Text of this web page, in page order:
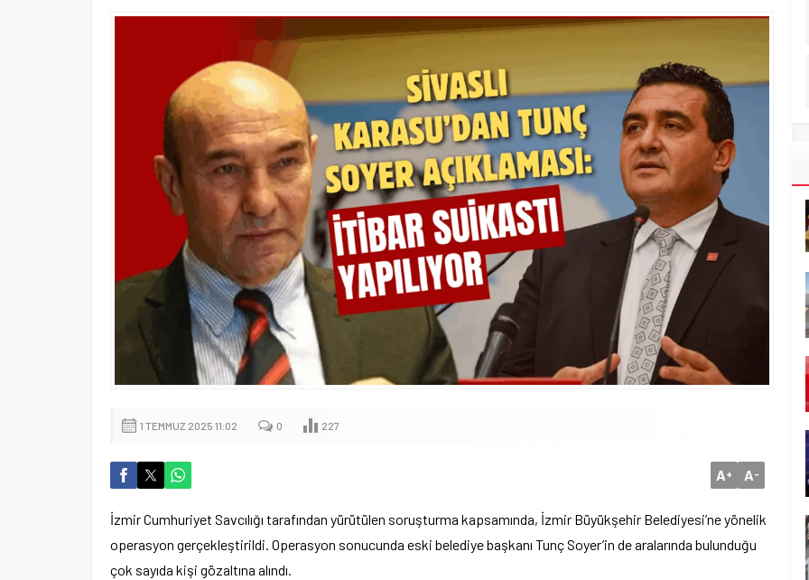
1 TEMMUZ 2025 11:02 0 227
A+ A-
İzmir Cumhuriyet Savcılığı tarafından yürütülen soruşturma kapsamında, İzmir Büyükşehir Belediyesi’ne yönelik
operasyon gerçekleştirildi. Operasyon sonucunda eski belediye başkanı Tunç Soyer’in de aralarında bulunduğu
çok sayıda kişi gözaltına alındı.